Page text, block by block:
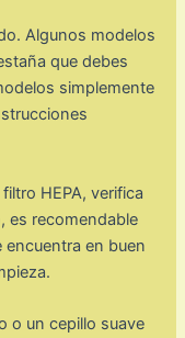
Algunos modelos
que debes
simplemente
HEPA, verifica
es recomendable
encuentra en buen
o un cepillo suave